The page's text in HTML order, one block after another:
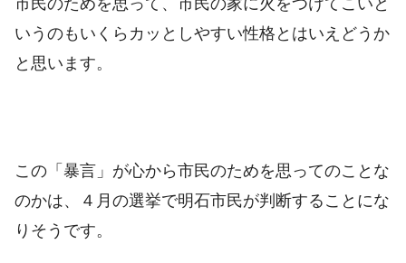
いうのもいくらカッとしやすい性格とはいえどうか
と思います。
この「暴言」が心から市民のためを思ってのことな
のかは、４月の選挙で明石市民が判断することにな
りそうです。